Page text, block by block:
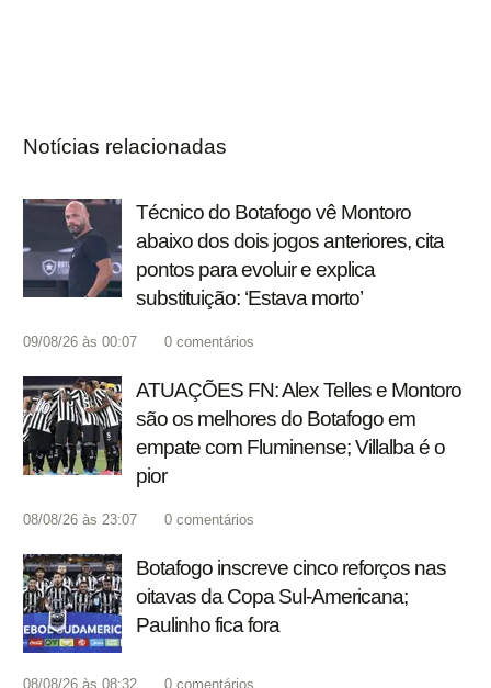
Notícias relacionadas
Técnico do Botafogo vê Montoro
abaixo dos dois jogos anteriores, cita
pontos para evoluir e explica
substituição: ‘Estava morto’
09/08/26 às 00:07 0 comentários
ATUAÇÕES FN: Alex Telles e Montoro
são os melhores do Botafogo em
empate com Fluminense; Villalba é o
pior
08/08/26 às 23:07 0 comentários
Botafogo inscreve cinco reforços nas
oitavas da Copa Sul-Americana;
Paulinho fica fora
08/08/26 às 08:32 0 comentários